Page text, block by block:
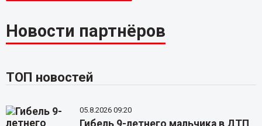
Новости партнёров
ТОП новостей
05.8.2026 09:20